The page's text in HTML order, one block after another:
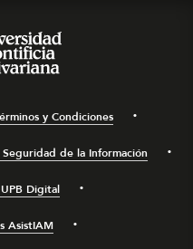
y Condiciones
de la Información
Digital
AsistIAM